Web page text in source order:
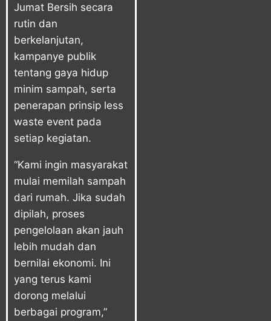
Jumat Bersih secara
rutin dan
berkelanjutan,
kampanye publik
tentang gaya hidup
minim sampah, serta
penerapan prinsip less
waste event pada
setiap kegiatan.
“Kami ingin masyarakat
mulai memilah sampah
dari rumah. Jika sudah
dipilah, proses
pengelolaan akan jauh
lebih mudah dan
bernilai ekonomi. Ini
yang terus kami
dorong melalui
berbagai program,”